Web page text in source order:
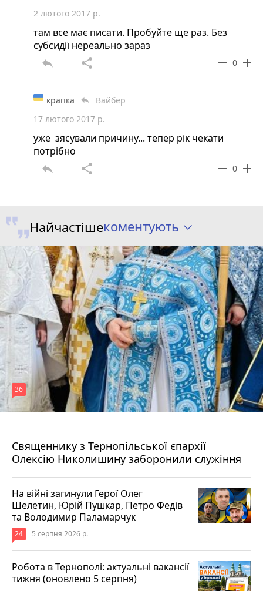
=======================
У випадку централізованого опалення до
бюджету повертається уся сума переплати
2 лютого 2017 р.
там все має писати. Пробуйте ще раз. Без
субсидії нереально зараз
reply share remove 0 add
крапка reply
Вайбер
17 лютого 2017 р.
уже зясували причину... тепер рік чекати
потрібно
reply share remove 0 add
Найчастішекоментують
Священнику з Тернопільської єпархії
Олексію Николишину заборонили служіння
36
На війні загинули Герої Олег
Шелетин, Юрій Пушкар, Петро Федів
та Володимир Паламарчук
24 5 серпня 2026 р.
Робота в Тернополі: актуальні вакансії
тижня (оновлено 5 серпня)